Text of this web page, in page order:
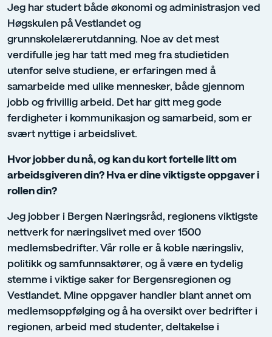
Jeg har studert både økonomi og administrasjon ved
Høgskulen på Vestlandet og
grunnskolelærerutdanning. Noe av det mest
verdifulle jeg har tatt med meg fra studietiden
utenfor selve studiene, er erfaringen med å
samarbeide med ulike mennesker, både gjennom
jobb og frivillig arbeid. Det har gitt meg gode
ferdigheter i kommunikasjon og samarbeid, som er
svært nyttige i arbeidslivet.
Hvor jobber du nå, og kan du kort fortelle litt om
arbeidsgiveren din? Hva er dine viktigste oppgaver i
rollen din?
Jeg jobber i Bergen Næringsråd, regionens viktigste
nettverk for næringslivet med over 1500
medlemsbedrifter. Vår rolle er å koble næringsliv,
politikk og samfunnsaktører, og å være en tydelig
stemme i viktige saker for Bergensregionen og
Vestlandet. Mine oppgaver handler blant annet om
medlemsoppfølging og å ha oversikt over bedrifter i
regionen, arbeid med studenter, deltakelse i